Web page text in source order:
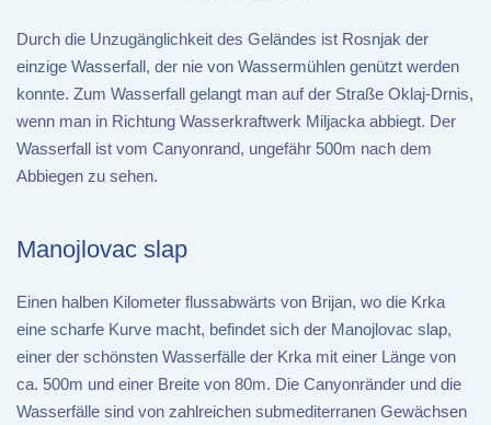
Durch die Unzugänglichkeit des Geländes ist Rosnjak der
einzige Wasserfall, der nie von Wassermühlen genützt werden
konnte. Zum Wasserfall gelangt man auf der Straße Oklaj-Drnis,
wenn man in Richtung Wasserkraftwerk Miljacka abbiegt. Der
Wasserfall ist vom Canyonrand, ungefähr 500m nach dem
Abbiegen zu sehen.
Manojlovac slap
Einen halben Kilometer flussabwärts von Brijan, wo die Krka
eine scharfe Kurve macht, befindet sich der Manojlovac slap,
einer der schönsten Wasserfälle der Krka mit einer Länge von
ca. 500m und einer Breite von 80m. Die Canyonränder und die
Wasserfälle sind von zahlreichen submediterranen Gewächsen